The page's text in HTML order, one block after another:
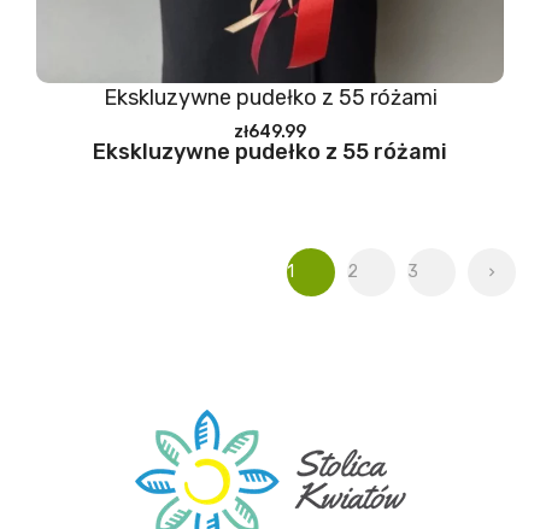
Ekskluzywne pudełko z 55 różami
zł649.99
Ekskluzywne pudełko z 55 różami
1 2 3 